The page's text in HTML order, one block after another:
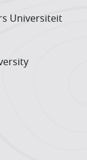
Universiteit